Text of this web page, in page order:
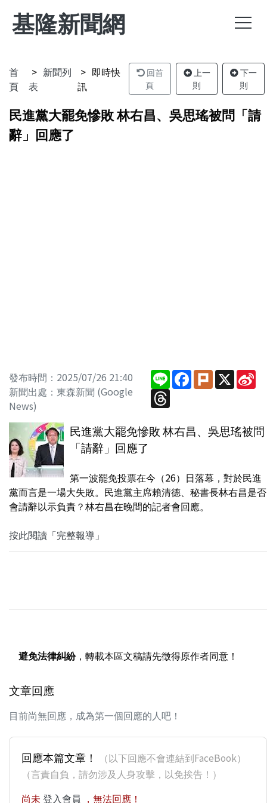
基隆新聞網
首
頁
新聞列
表
即時快
訊
回首
頁
上一
則
下一
則
民進黨大罷免慘敗 林右昌、吳思瑤被問「請
辭」回應了
發布時間：2025/07/26 21:40
新聞出處：東森新聞 (Google
News)
Line Facebook
PlurkX
Threads
民進黨大罷免慘敗 林右昌、吳思瑤被問
「請辭」回應了
第一波罷免投票在今（26）日落幕，對於民進
黨而言是一場大失敗。民進黨主席賴清德、秘書長林右昌是否
會請辭以示負責？林右昌在晚間的記者會回應。
按此閱讀「完整報導」
避免法律糾紛，轉載本區文稿請先徵得原作者同意！
文章回應
目前尚無回應，成為第一個回應的人吧！
回應本篇文章！
（以下回應不會連結到FaceBook）
（言責自負，請勿涉及人身攻擊，以免挨告！）
尚未 登入會員 ，無法回應！